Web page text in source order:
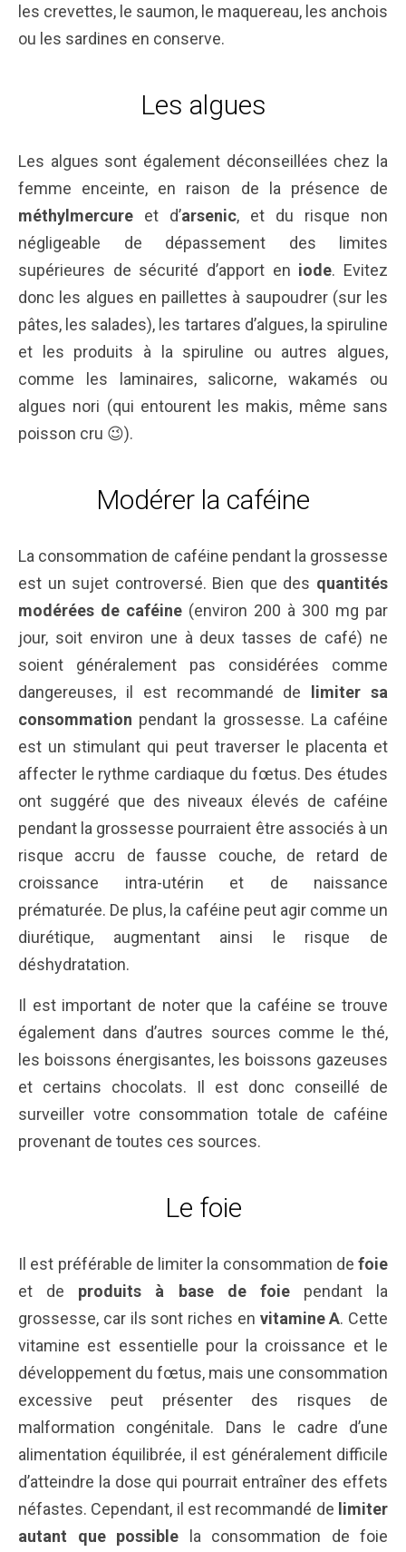
les crevettes, le saumon, le maquereau, les anchois
ou les sardines en conserve.
Les algues
Les algues sont également déconseillées chez la
femme enceinte, en raison de la présence de
méthylmercure et d’arsenic, et du risque non
négligeable de dépassement des limites
supérieures de sécurité d’apport en iode. Evitez
donc les algues en paillettes à saupoudrer (sur les
pâtes, les salades), les tartares d’algues, la spiruline
et les produits à la spiruline ou autres algues,
comme les laminaires, salicorne, wakamés ou
algues nori (qui entourent les makis, même sans
poisson cru 😉).
Modérer la caféine
La consommation de caféine pendant la grossesse
est un sujet controversé. Bien que des quantités
modérées de caféine (environ 200 à 300 mg par
jour, soit environ une à deux tasses de café) ne
soient généralement pas considérées comme
dangereuses, il est recommandé de limiter sa
consommation pendant la grossesse. La caféine
est un stimulant qui peut traverser le placenta et
affecter le rythme cardiaque du fœtus. Des études
ont suggéré que des niveaux élevés de caféine
pendant la grossesse pourraient être associés à un
risque accru de fausse couche, de retard de
croissance intra-utérin et de naissance
prématurée. De plus, la caféine peut agir comme un
diurétique, augmentant ainsi le risque de
déshydratation.
Il est important de noter que la caféine se trouve
également dans d’autres sources comme le thé,
les boissons énergisantes, les boissons gazeuses
et certains chocolats. Il est donc conseillé de
surveiller votre consommation totale de caféine
provenant de toutes ces sources.
Le foie
Il est préférable de limiter la consommation de foie
et de produits à base de foiependant la
grossesse, car ils sont riches en vitamine A. Cette
vitamine est essentielle pour la croissance et le
développement du fœtus, mais une consommation
excessive peut présenter des risques de
malformation congénitale. Dans le cadre d’une
alimentation équilibrée, il est généralement difficile
d’atteindre la dose qui pourrait entraîner des effets
néfastes. Cependant, il est recommandé de limiter
autant que possible la consommation de foie